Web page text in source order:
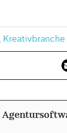
, Kreativbranche